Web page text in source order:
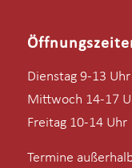
Dienstag 9-13 Uhr
Mittwoch 14-17
Freitag 10-14 Uhr
Termine